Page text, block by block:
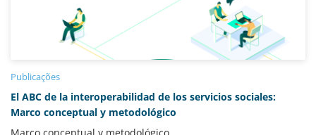
Publicações
El ABC de la interoperabilidad de los servicios sociales:
Marco conceptual y metodológico